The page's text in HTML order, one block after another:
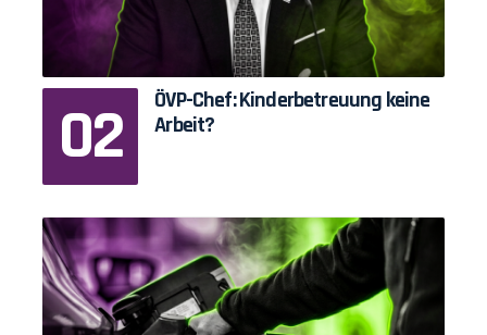
ÖVP-Chef: Kinderbetreuung keine
Arbeit?